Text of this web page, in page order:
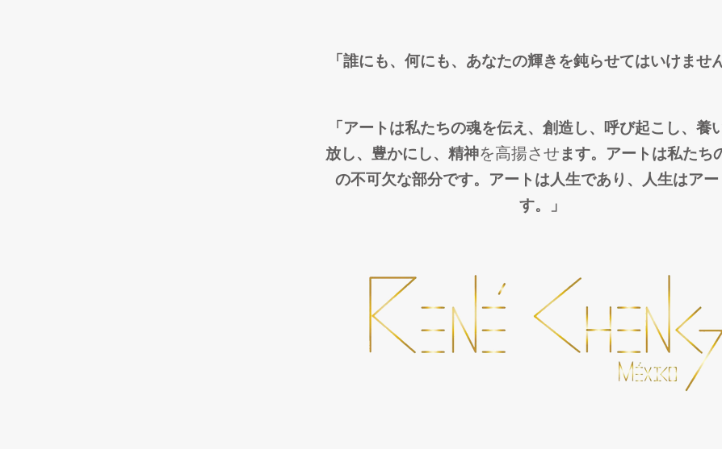
「誰にも、何にも、あなたの輝きを鈍らせてはいけませ
「アートは私たちの魂を伝え、創造し、呼び起こし、養
放し、豊かにし、 精神を高揚させ ます。アートは私たち
の不可欠な部分です。アートは人生であり、人生はア
す。」